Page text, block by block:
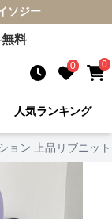
ソジー
料
0 0
人気ランキング
ョン 上品リブニッ